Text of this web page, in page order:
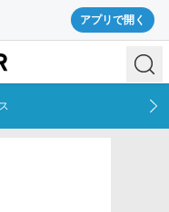
アプリで開く